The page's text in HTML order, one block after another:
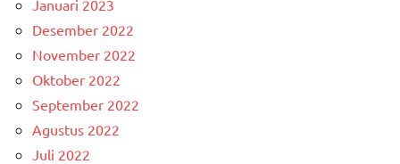
Januari 2023
Desember 2022
November 2022
Oktober 2022
September 2022
Agustus 2022
Juli 2022